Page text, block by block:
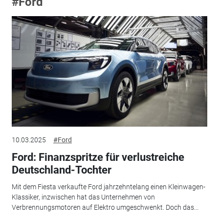
10.03.2025 #Ford
Ford: Finanzspritze für verlustreiche
Deutschland-Tochter
Mit dem Fiesta verkaufte Ford jahrzehntelang einen Kleinwagen-
Klassiker, inzwischen hat das Unternehmen von
Verbrennungsmotoren auf Elektro umgeschwenkt. Doch das...